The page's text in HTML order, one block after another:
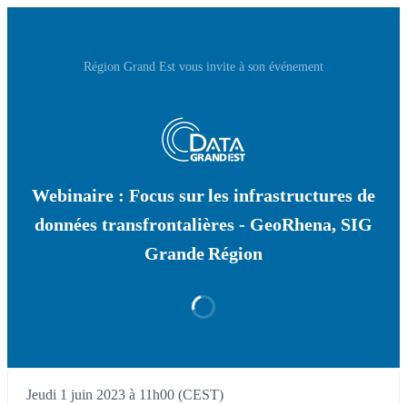
Région Grand Est vous invite à son événement
Webinaire : Focus sur les infrastructures de
données transfrontalières - GeoRhena, SIG
Grande Région
Jeudi 1 juin 2023 à 11h00 (CEST)